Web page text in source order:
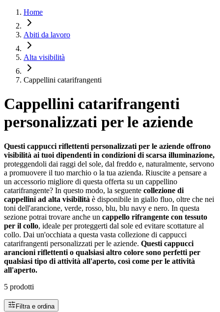
Home
Abiti da lavoro
Alta visibilità
Cappellini catarifrangenti
Cappellini catarifrangenti
personalizzati per le aziende
Questi cappucci riflettenti personalizzati per le aziende offrono
visibilità ai tuoi dipendenti in condizioni di scarsa illuminazione,
proteggendoli dai raggi del sole, dal freddo e, naturalmente, servono
a promuovere il tuo marchio o la tua azienda. Riuscite a pensare a
un accessorio migliore di questa offerta su un cappellino
catarifrangente? In questo modo, la seguente collezione di
cappellini ad alta visibilità è disponibile in giallo fluo, oltre che nei
toni dell'arancione, verde, rosso, blu, blu navy e nero. In questa
sezione potrai trovare anche un cappello rifrangente con tessuto
per il collo, ideale per proteggerti dal sole ed evitare scottature al
collo. Dai un'occhiata a questa vasta collezione di cappucci
catarifrangenti personalizzati per le aziende. Questi cappucci
arancioni riflettenti o qualsiasi altro colore sono perfetti per
qualsiasi tipo di attività all'aperto, così come per le attività
all'aperto.
5 prodotti
Filtra e ordina